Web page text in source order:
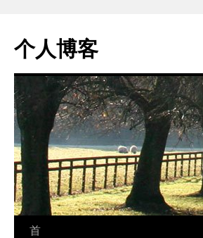
个人博客
跳首